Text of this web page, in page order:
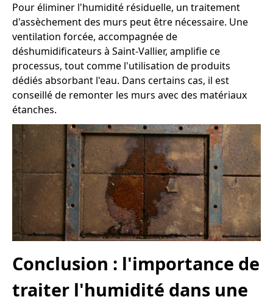
Pour éliminer l'humidité résiduelle, un traitement
d'assèchement des murs peut être nécessaire. Une
ventilation forcée, accompagnée de
déshumidificateurs à Saint-Vallier, amplifie ce
processus, tout comme l'utilisation de produits
dédiés absorbant l'eau. Dans certains cas, il est
conseillé de remonter les murs avec des matériaux
étanches.
Conclusion : l'importance de
traiter l'humidité dans une